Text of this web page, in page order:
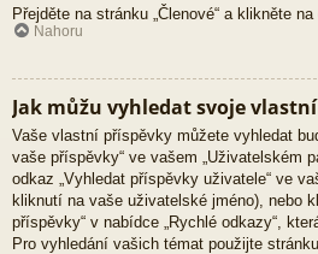
Přejděte na stránku „Členové“ a klikněte
Nahoru
Jak můžu vyhledat svoje
Vaše vlastní příspěvky můžete vyhledat
vaše příspěvky“ ve vašem „Uživatelském
odkaz „Vyhledat příspěvky uživatele“ ve
kliknutí na vaše uživatelské jméno), nebo
příspěvky“ v nabídce „Rychlé odkazy“,
Pro vyhledání vašich témat použijte